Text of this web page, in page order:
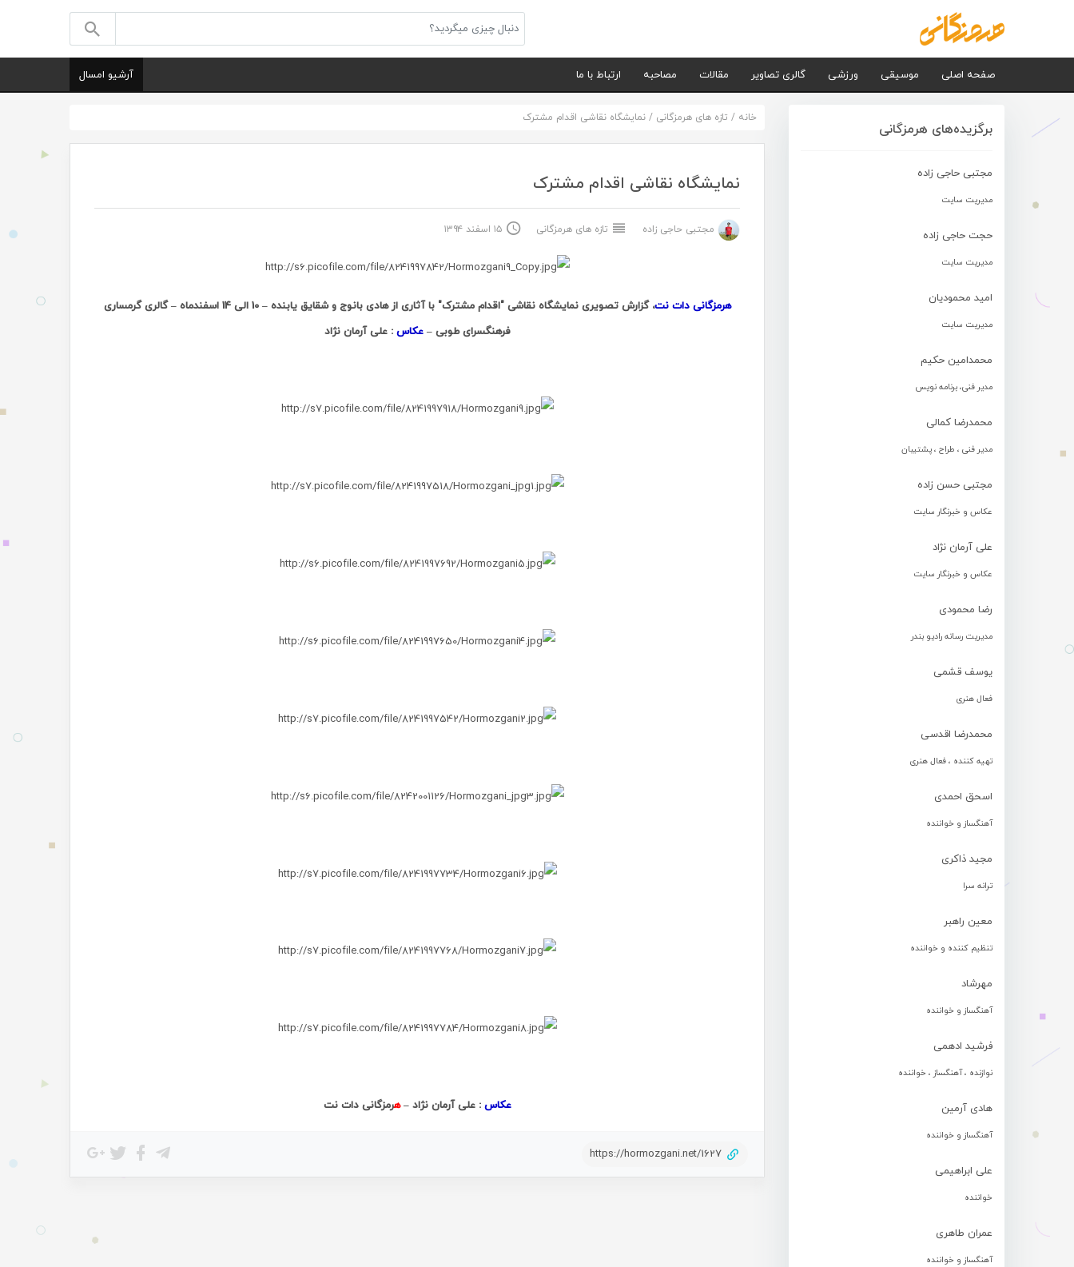
صفحه اصلی موسیقی ورزشی گالری تصاویر مقالات مصاحبه ارتباط با ما آرشیو امسال
برگزیده‌های هرمزگانی
مجتبی حاجی زاده
مدیریت سایت
حجت حاجی زاده
مدیریت سایت
امید محمودیان
مدیریت سایت
محمدامین حکیم
مدیر فنی، برنامه نویس
محمدرضا کمالی
مدیر فنی ، طراح ، پشتیبان
مجتبی حسن زاده
عکاس و خبرنگار سایت
علی آرمان نژاد
عکاس و خبرنگار سایت
رضا محمودی
مدیریت رسانه رادیو بندر
یوسف قشمی
فعال هنری
محمدرضا اقدسی
تهیه کننده ، فعال هنری
اسحق احمدی
آهنگساز و خواننده
مجید ذاکری
ترانه سرا
معین راهبر
تنظیم کننده و خواننده
مهرشاد
آهنگساز و خواننده
فرشید ادهمی
نوازنده ، آهنگساز ، خواننده
هادی آرمین
آهنگساز و خواننده
علی ابراهیمی
خواننده
عمران طاهری
آهنگساز و خواننده
خانه / تازه های هرمزگانی / نمایشگاه نقاشی اقدام مشترک
نمایشگاه نقاشی اقدام مشترک
مجتبی حاجی زاده تازه های هرمزگانی ۱۵ اسفند ۱۳۹۴
هرمزگانی دات نت
، گزارش تصویری نمایشگاه نقاشی "اقدام مشترک" با آثاری از هادی بانوج و شقایق یابنده – 10 الی 14 اسفندماه – گالری گرمساری
فرهنگسرای طوبی –عکاس : علی آرمان نژاد
عکاس : علی آرمان نژاد –هرمزگانی دات نت
https://hormozgani.net/1627